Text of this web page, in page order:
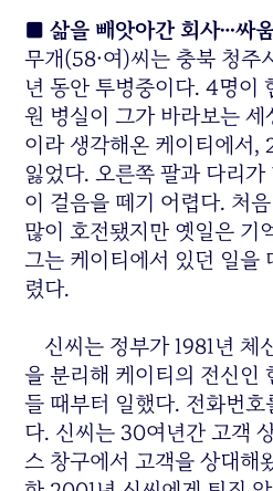
■ 삶을 빼앗아간 회사…싸
무개(58·여)씨는 충북 청주
년 동안 투병중이다. 4명이
원 병실이 그가 바라보는
이라 생각해온 케이티에서
잃었다. 오른쪽 팔과 다리
이 걸음을 떼기 어렵다. 처
많이 호전됐지만 옛일은 기
그는 케이티에서 있던 일을
렸다.
신씨는 정부가 1981년 체
을 분리해 케이티의 전신인
들 때부터 일했다. 전화번호
다. 신씨는 30여년간 고객
스 창구에서 고객을 상대해